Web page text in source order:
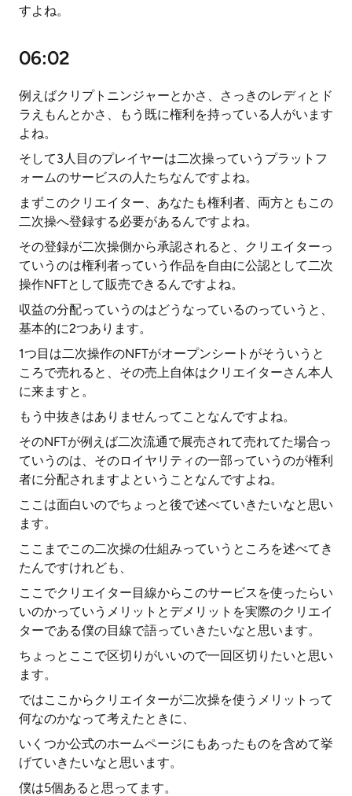
すよね。
06:02
例えばクリプトニンジャーとかさ、さっきのレディとド
ラえもんとかさ、もう既に権利を持っている人がいます
よね。
そして3人目のプレイヤーは二次操っていうプラットフ
ォームのサービスの人たちなんですよね。
まずこのクリエイター、あなたも権利者、両方ともこの
二次操へ登録する必要があるんですよね。
その登録が二次操側から承認されると、クリエイターっ
ていうのは権利者っていう作品を自由に公認として二次
操作NFTとして販売できるんですよね。
収益の分配っていうのはどうなっているのっていうと、
基本的に2つあります。
1つ目は二次操作のNFTがオープンシートがそういうと
ころで売れると、その売上自体はクリエイターさん本人
に来ますと。
もう中抜きはありませんってことなんですよね。
そのNFTが例えば二次流通で展売されて売れてた場合っ
ていうのは、そのロイヤリティの一部っていうのが権利
者に分配されますよということなんですよね。
ここは面白いのでちょっと後で述べていきたいなと思い
ます。
ここまでこの二次操の仕組みっていうところを述べてき
たんですけれども、
ここでクリエイター目線からこのサービスを使ったらい
いのかっていうメリットとデメリットを実際のクリエイ
ターである僕の目線で語っていきたいなと思います。
ちょっとここで区切りがいいので一回区切りたいと思い
ます。
ではここからクリエイターが二次操を使うメリットって
何なのかなって考えたときに、
いくつか公式のホームページにもあったものを含めて挙
げていきたいなと思います。
僕は5個あると思ってます。